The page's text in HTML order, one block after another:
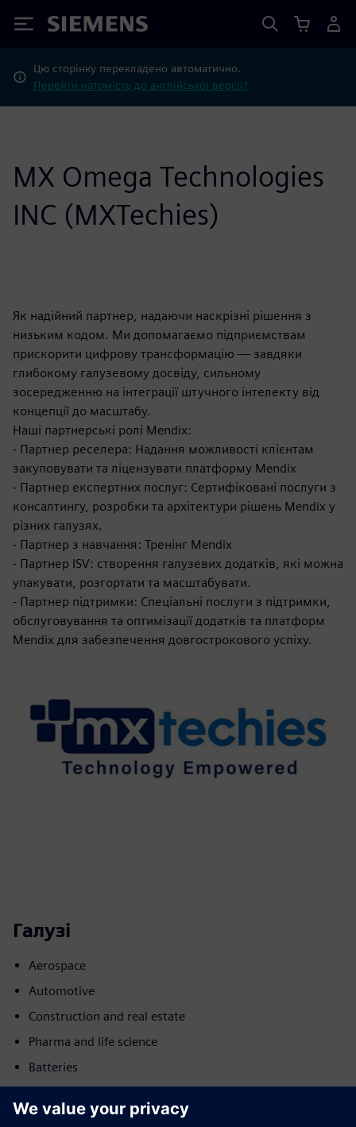
Siemens
Цю сторінку перекладено автоматично.
Перейти натомість до англійської версії?
MX Omega Technologies
INC (MXTechies)
Як надійний партнер, надаючи наскрізні рішення з
низьким кодом. Ми допомагаємо підприємствам
прискорити цифрову трансформацію — завдяки
глибокому галузевому досвіду, сильному
зосередженню на інтеграції штучного інтелекту від
концепції до масштабу.
Наші партнерські ролі Mendix:
- Партнер реселера: Надання можливості клієнтам
закуповувати та ліцензувати платформу Mendix
- Партнер експертних послуг: Сертифіковані послуги з
консалтингу, розробки та архітектури рішень Mendix у
різних галузях.
- Партнер з навчання: Тренінг Mendix
- Партнер ISV: створення галузевих додатків, які можна
упакувати, розгортати та масштабувати.
- Партнер підтримки: Спеціальні послуги з підтримки,
обслуговування та оптимізації додатків та платформ
Mendix для забезпечення довгострокового успіху.
Галузі
Aerospace
Automotive
Construction and real estate
Pharma and life science
Batteries
Рух